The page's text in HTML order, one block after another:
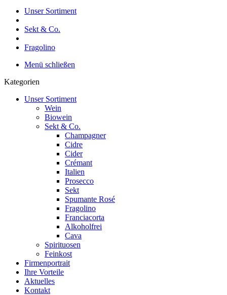
Unser Sortiment
Sekt & Co.
Fragolino
Menü schließen
Kategorien
Unser Sortiment
Wein
Biowein
Sekt & Co.
Champagner
Cidre
Cider
Crémant
Italien
Prosecco
Sekt
Spumante Rosé
Fragolino
Franciacorta
Alkoholfrei
Cava
Spirituosen
Feinkost
Firmenportrait
Ihre Vorteile
Aktuelles
Kontakt